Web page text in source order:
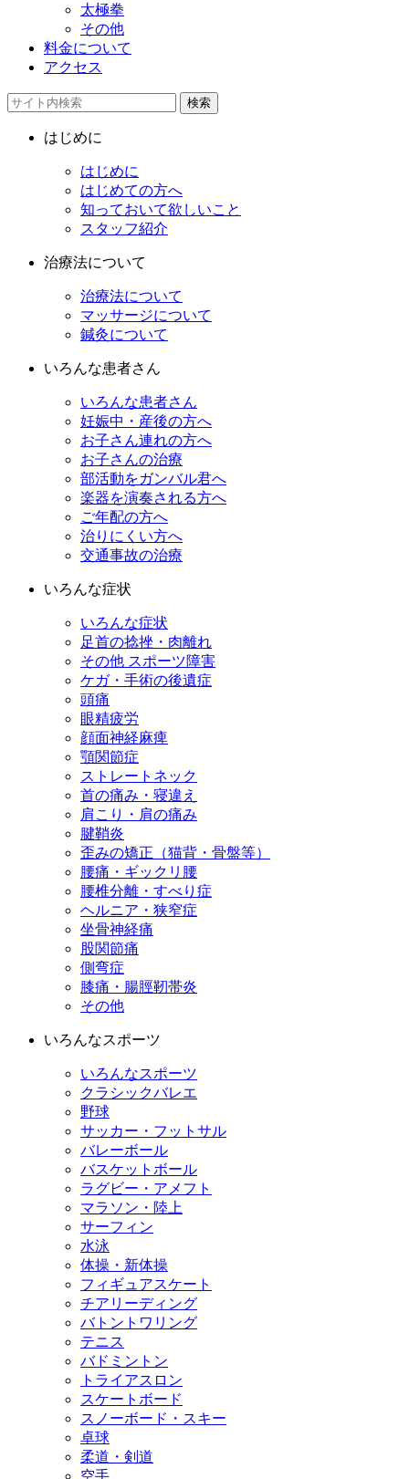
太極拳
その他
料金について
アクセス
検索
はじめに
はじめに
はじめての方へ
知っておいて欲しいこと
スタッフ紹介
治療法について
治療法について
マッサージについて
鍼灸について
いろんな患者さん
いろんな患者さん
妊娠中・産後の方へ
お子さん連れの方へ
お子さんの治療
部活動をガンバル君へ
楽器を演奏される方へ
ご年配の方へ
治りにくい方へ
交通事故の治療
いろんな症状
いろんな症状
足首の捻挫・肉離れ
その他 スポーツ障害
ケガ・手術の後遺症
頭痛
眼精疲労
顔面神経麻痺
顎関節症
ストレートネック
首の痛み・寝違え
肩こり・肩の痛み
腱鞘炎
歪みの矯正（猫背・骨盤等）
腰痛・ギックリ腰
腰椎分離・すべり症
ヘルニア・狭窄症
坐骨神経痛
股関節痛
側弯症
膝痛・腸脛靭帯炎
その他
いろんなスポーツ
いろんなスポーツ
クラシックバレエ
野球
サッカー・フットサル
バレーボール
バスケットボール
ラグビー・アメフト
マラソン・陸上
サーフィン
水泳
体操・新体操
フィギュアスケート
チアリーディング
バトントワリング
テニス
バドミントン
トライアスロン
スケートボード
スノーボード・スキー
卓球
柔道・剣道
空手